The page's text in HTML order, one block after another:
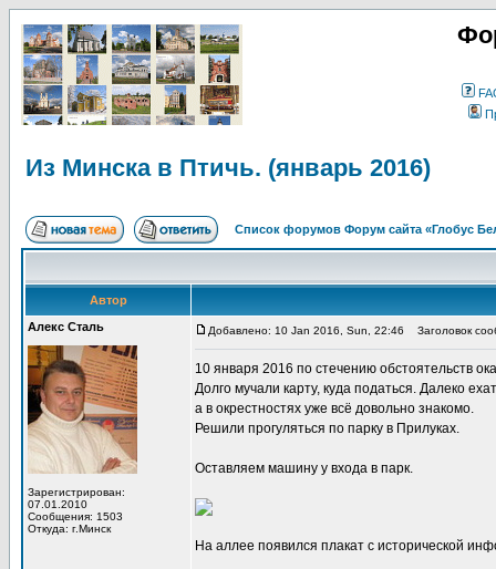
Из Минска в Птичь. (январь 2016)
Список форумов Форум сайта «Глобус
Автор
Алекс Сталь
Зарегистрирован:
07.01.2010
Сообщения: 1503
Откуда: г.Минск
Добавлено: 10 Jan 2016, Sun, 22:46 Заголовок
10 января 2016 по стечению обстоятельств
Долго мучали карту, куда податься. Далеко
а в окрестностях уже всё довольно знакомо.
Решили прогуляться по парку в Прилуках.
Оставляем машину у входа в парк.
На аллее появился плакат с исторической